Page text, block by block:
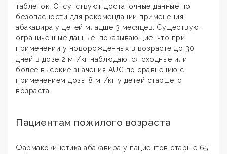
таблеток. Отсутствуют достаточные данные по
безопасности для рекомендации применения
абакавира у детей младше 3 месяцев. Существуют
ограниченные данные, показывающие, что при
применении у новорожденных в возрасте до 30
дней в дозе 2 мг/кг наблюдаются сходные или
более высокие значения AUC по сравнению с
применением дозы 8 мг/кг у детей старшего
возраста.
Пациентам пожилого возраста
Фармакокинетика абакавира у пациентов старше 65